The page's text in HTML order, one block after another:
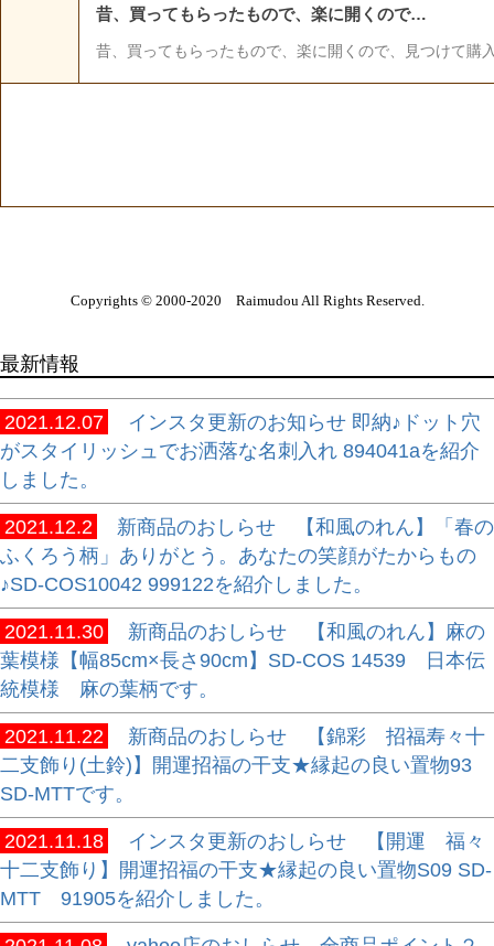
Copyrights © 2000-2020 Raimudou All Rights Reserved.
最新情報
2021.12.07
インスタ更新のお知らせ 即納♪ドット穴
がスタイリッシュでお洒落な名刺入れ 894041aを紹介
しました。
2021.12.2
新商品のおしらせ 【和風のれん】「春の
ふくろう柄」ありがとう。あなたの笑顔がたからもの
♪SD-COS10042 999122を紹介しました。
2021.11.30
新商品のおしらせ 【和風のれん】麻の
葉模様【幅85cm×長さ90cm】SD-COS 14539 日本伝
統模様 麻の葉柄です。
2021.11.22
新商品のおしらせ 【錦彩 招福寿々十
二支飾り(土鈴)】開運招福の干支★縁起の良い置物93
SD-MTTです。
2021.11.18
インスタ更新のおしらせ 【開運 福々
十二支飾り】開運招福の干支★縁起の良い置物S09 SD-
MTT 91905を紹介しました。